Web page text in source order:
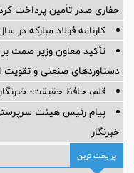
حفاری صدر تأمین پرداخت
کارنامه فولاد مبارکه در سال ۱۴۰۴؛آبدیده در
تأکید معاون وزیر صمت
دستاوردهای صنعتی و تقویت
قلم، حافظ حقیقت؛
پیام رئیس هیئت
خبرنگار
پر بحث ترین